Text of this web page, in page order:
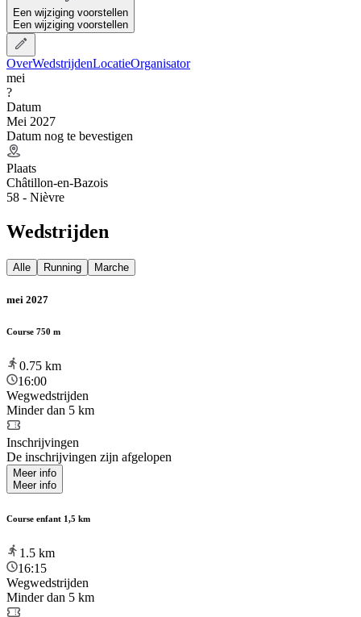
Een wijziging voorstellen
Een wijziging voorstellen
OverWedstrijdenLocatieOrganisator
mei
?
Datum
Mei 2027
Datum nog te bevestigen
Plaats
Châtillon-en-Bazois
58 - Nièvre
Wedstrijden
Alle Running Marche
mei 2027
Course 750 m
0.75 km
16:00
Wegwedstrijden
Minder dan 5 km
Inschrijvingen
De inschrijvingen zijn afgelopen
Meer info
Meer info
Course enfant 1,5 km
1.5 km
16:15
Wegwedstrijden
Minder dan 5 km